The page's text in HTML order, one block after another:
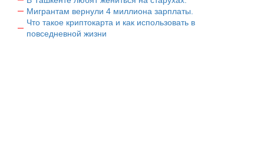
Мигрантам вернули 4 миллиона зарплаты.
Что такое криптокарта и как использовать в
повседневной жизни